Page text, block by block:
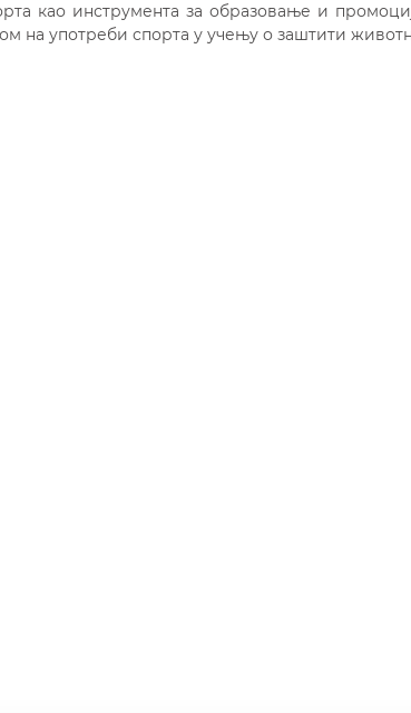
као инструмента за образовање и
на употреби спорта у учењу о заштити